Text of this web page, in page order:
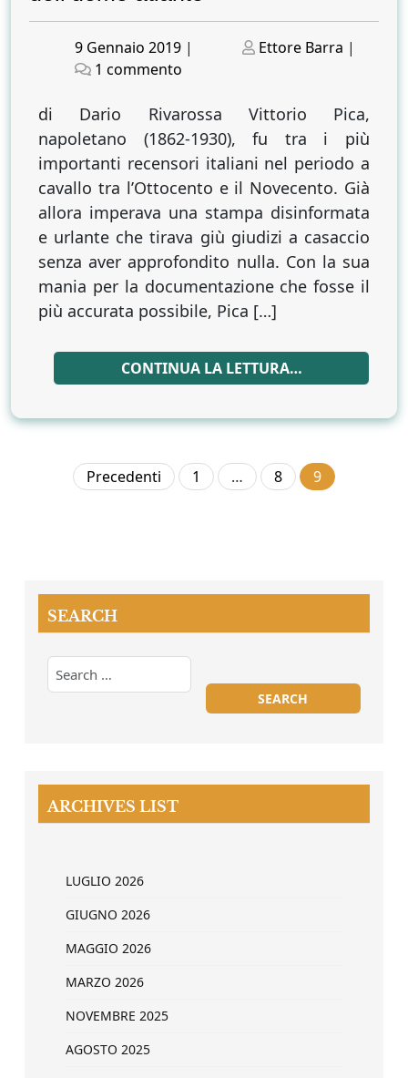
Posted
on
9 Gennaio 2019 |
Posted
Ettore Barra |
1 commento
Pica:
lʼumile
coraggio
dellʼuomo
atlante
di Dario Rivarossa Vittorio Pica,
napoletano (1862-1930), fu tra i più
importanti recensori italiani nel periodo a
cavallo tra lʼOttocento e il Novecento. Già
allora imperava una stampa disinformata
e urlante che tirava giù giudizi a casaccio
senza aver approfondito nulla. Con la sua
mania per la documentazione che fosse il
più accurata possibile, Pica […]
CONTINUA LA LETTURA…
Paginazione
Precedenti 1 … 8 9
SEARCH
ARCHIVES LIST
LUGLIO 2026
GIUGNO 2026
MAGGIO 2026
MARZO 2026
NOVEMBRE 2025
AGOSTO 2025